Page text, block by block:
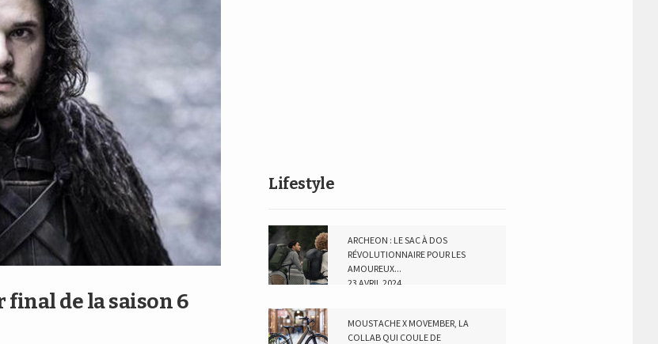
final de la saison 6
Lifestyle
ARCHEON : LE SAC À DOS
RÉVOLUTIONNAIRE POUR LES
AMOUREUX...
23 AVRIL 2024
MOUSTACHE X MOVEMBER, LA
COLLAB QUI COULE DE